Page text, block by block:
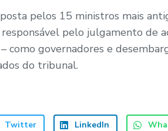
pelos 15 ministros mais
pelo julgamento de
como governadores e
do tribunal.
Twitter LinkedIn